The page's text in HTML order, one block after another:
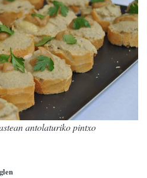
antolaturiko pintxo